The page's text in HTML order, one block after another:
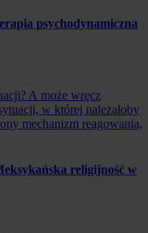
psychodynamiczna
A może wręcz
w której należałoby
mechanizm reagowania,
religijność w